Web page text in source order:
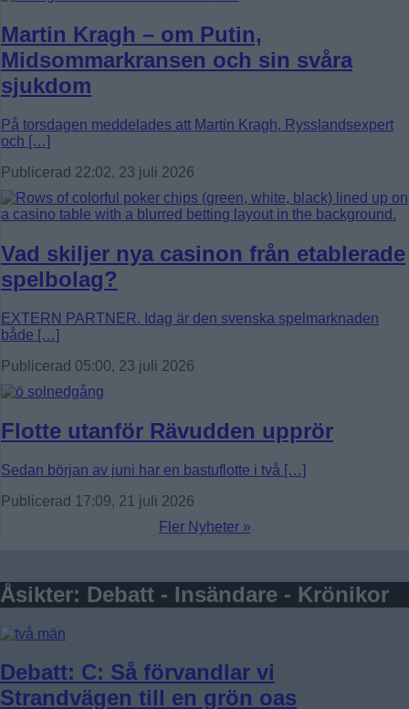
Martin Kragh – om Putin,
Midsommarkransen och sin svåra
sjukdom
På torsdagen meddelades att Martin Kragh, Rysslandsexpert
och […]
Publicerad 22:02, 23 juli 2026
Vad skiljer nya casinon från etablerade
spelbolag?
EXTERN PARTNER. Idag är den svenska spelmarknaden
både […]
Publicerad 05:00, 23 juli 2026
Flotte utanför Rävudden upprör
Sedan början av juni har en bastuflotte i två […]
Publicerad 17:09, 21 juli 2026
Fler Nyheter »
Åsikter: Debatt - Insändare - Krönikor
Debatt: C: Så förvandlar vi
Strandvägen till en grön oas